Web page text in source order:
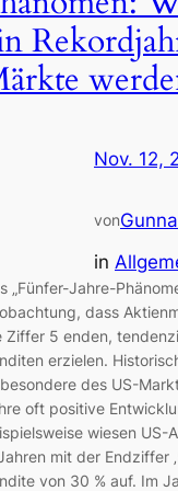
Nov. 12,
von
in
„Fünfer-Jahre-
dass
Ziffer 5 enden,
erzielen.
des US-
oft positive
wiesen
mit der Endziffer
von 30 % auf. Im